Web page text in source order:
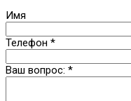
Имя
Телефон *
Ваш вопрос: *